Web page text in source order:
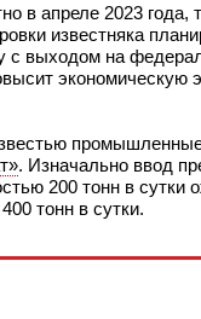
в апреле 2023
известняка
с выходом на
экономическую
. Изначально ввод
200 тонн в сутки
тонн в сутки.